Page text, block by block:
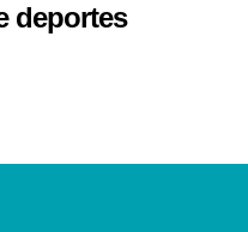
deportes